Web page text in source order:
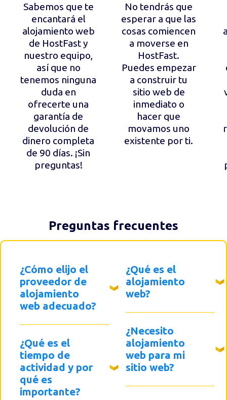
Sabemos que te
encantará el
alojamiento web
de HostFast y
nuestro equipo,
así que no
tenemos ninguna
duda en
ofrecerte una
garantía de
devolución de
dinero completa
de 90 días. ¡Sin
preguntas!
No tendrás que
esperar a que las
cosas comiencen
a moverse en
HostFast.
Puedes empezar
a construir tu
sitio web de
inmediato o
hacer que
movamos uno
existente por ti.
Preguntas frecuentes
¿Cómo elijo el
proveedor de
alojamiento
web adecuado?
¿Qué es el
tiempo de
actividad y por
qué es
importante?
¿Qué es el
alojamiento
web?
¿Necesito
alojamiento
web para mi
sitio web?